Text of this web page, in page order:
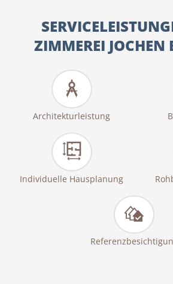
ZIMMEREI JOCHEN
Architekturleistung
Individuelle Hausplanung